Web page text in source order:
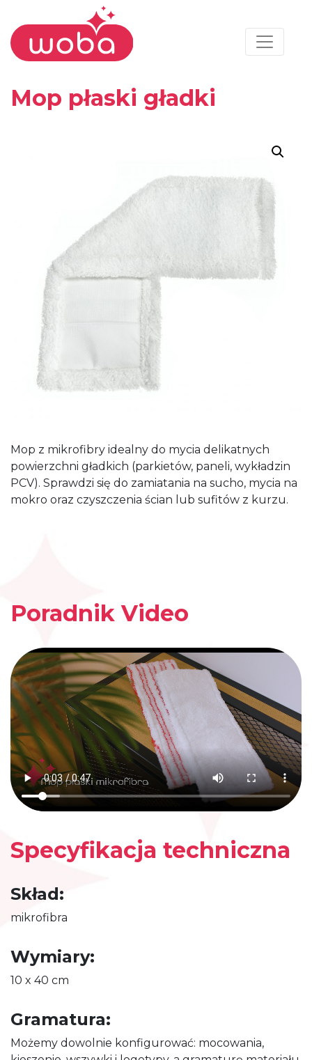
Mop płaski gładki
Mop z mikrofibry idealny do mycia delikatnych
powierzchni gładkich (parkietów, paneli, wykładzin
PCV). Sprawdzi się do zamiatania na sucho, mycia na
mokro oraz czyszczenia ścian lub sufitów z kurzu.
Poradnik Video
Specyfikacja techniczna
Skład:
mikrofibra
Wymiary:
10 x 40 cm
Gramatura:
Możemy dowolnie konfigurować: mocowania,